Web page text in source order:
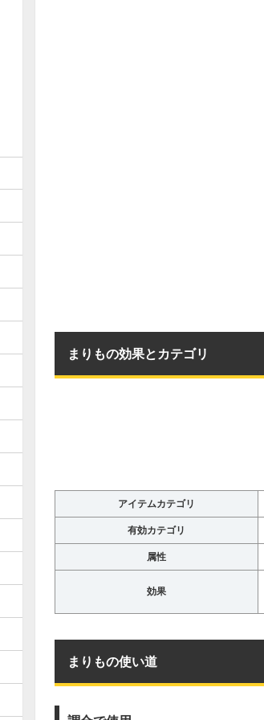
まりもの効果とカテゴリ
アイテムカテゴリ
有効カテゴリ
属性
効果
まりもの使い道